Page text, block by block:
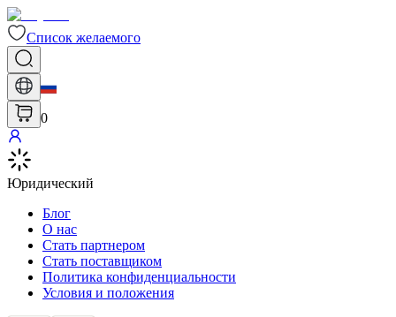
Список желаемого
0
Юридический
Блог
О нас
Стать партнером
Стать поставщиком
Политика конфиденциальности
Условия и положения